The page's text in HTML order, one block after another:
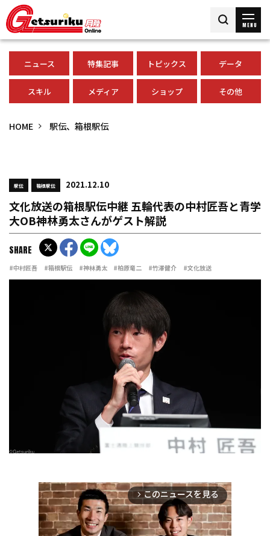
MENU
ニュース 特集記事 トピックス データ
スキル メディア ショップ その他
HOME 駅伝、箱根駅伝
駅伝 箱根駅伝 2021.12.10
文化放送の箱根駅伝中継 五輪代表の中村匠吾と青学
大OB神林勇太さんがゲスト解説
#中村匠吾 #箱根駅伝 #神林勇太 #柏原竜二 #竹澤健介 #文化放送
SHARE
arrow_forward_ios このニュースを見る